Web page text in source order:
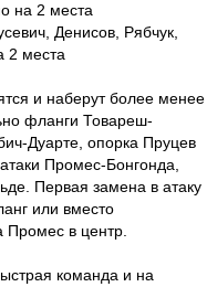
на 2 места
Денисов, Рябчук,
2 места
и наберут более менее
фланги Товареш-
Дуарте, опорка Пруцев
Промес-Бонгонда,
Первая замена в атаку
или вместо
Промес в центр.
команда и на